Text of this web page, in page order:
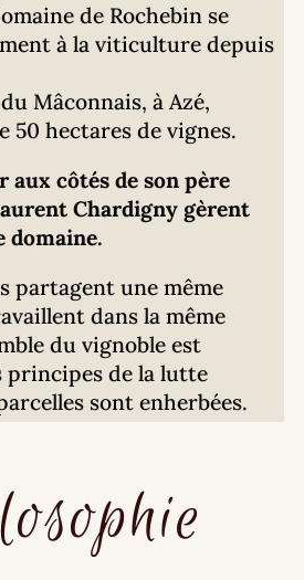
de Rochebin se
à la viticulture depuis
Mâconnais, à Azé,
50 hectares de vignes.
côtés de son père
Chardigny gèrent
domaine.
partagent une même
dans la même
du vignoble est
principes de la lutte
sont enherbées.